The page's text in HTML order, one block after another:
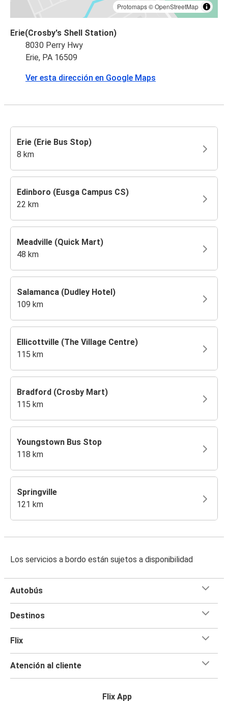
Protomaps©OpenStreetMap
Erie(Crosby's Shell Station)
8030 Perry Hwy
Erie, PA 16509
Ver esta dirección en Google Maps
Erie (Erie Bus Stop)
8 km
Edinboro (Eusga Campus CS)
22 km
Meadville (Quick Mart)
48 km
Salamanca (Dudley Hotel)
109 km
Ellicottville (The Village Centre)
115 km
Bradford (Crosby Mart)
115 km
Youngstown Bus Stop
118 km
Springville
121 km
Los servicios a bordo están sujetos a disponibilidad
Autobús
Destinos
Flix
Atención al cliente
Flix App